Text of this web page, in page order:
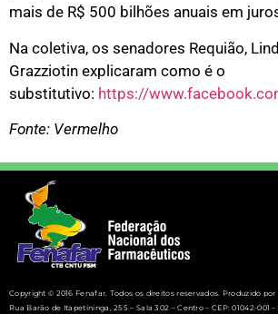
mais de R$ 500 bilhões anuais em
Na coletiva, os senadores Requião,
Grazziotin explicaram como é o
substitutivo: https://
Fonte: Vermelho
Copyright © 2016 Fenafar. Todos os direitos reservados. Produzido
Rua Barão de Itapetininga, 255 – Sala 302 – Centro – CEP: 01042-001 –